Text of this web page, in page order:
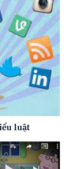
luật